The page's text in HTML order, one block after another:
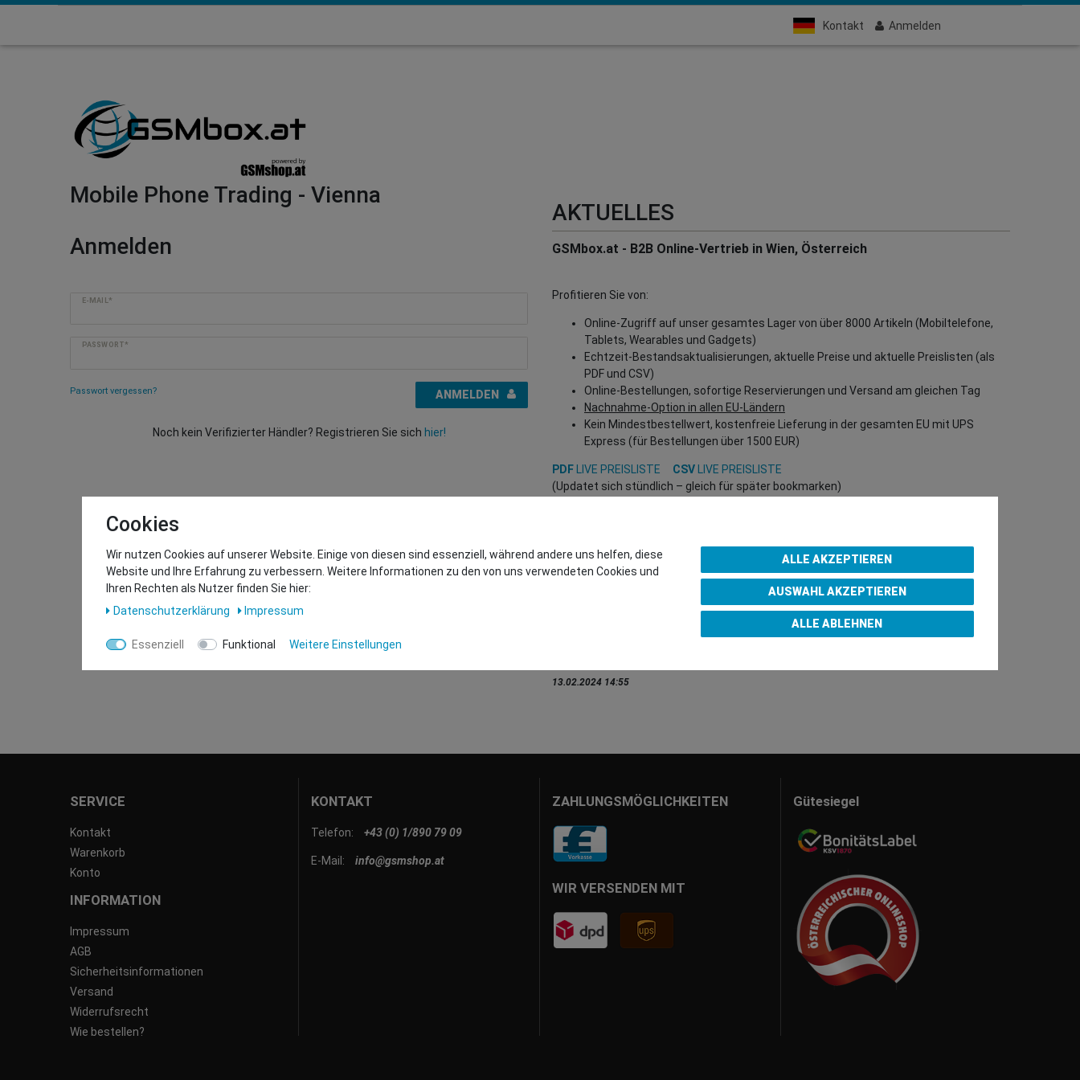
Kontakt Anmelden
Mobile Phone Trading - Vienna
Anmelden
E-MAIL*
PASSWORT*
Passwort vergessen? ANMELDEN
Noch kein Verifizierter Händler? Registrieren Sie sich hier!
AKTUELLES
GSMbox.at - B2B Online-Vertrieb in Wien, Österreich
Profitieren Sie von:
Online-Zugriff auf unser gesamtes Lager von über 8000 Artikeln (Mobiltelefone,
Tablets, Wearables und Gadgets)
Echtzeit-Bestandsaktualisierungen, aktuelle Preise und aktuelle Preislisten (als
PDF und CSV)
Online-Bestellungen, sofortige Reservierungen und Versand am gleichen Tag
Nachnahme-Option in allen EU-Ländern
Kein Mindestbestellwert, kostenfreie Lieferung in der gesamten EU mit UPS
Express (für Bestellungen über 1500 EUR)
PDF LIVE PREISLISTE CSV
LIVE PREISLISTE
(Updatet sich stündlich – gleich für später bookmarken)
(Nur für Wiederverkäufer und B2B Kunden – gültige EU UID Nummer erforderlich!)
Kontaktieren Sie unser GSMshop Purchase Team
13.02.2024 14:55
SERVICE
Kontakt
Warenkorb
Konto
INFORMATION
Impressum
AGB
Sicherheitsinformationen
Versand
Widerrufsrecht
Wie bestellen?
KONTAKT
Telefon: +43 (0) 1/890 79 09
E-Mail: info@gsmshop.at
ZAHLUNGSMÖGLICHKEITEN
WIR VERSENDEN MIT
Gütesiegel
Cookies
Wir nutzen Cookies auf unserer Website. Einige von diesen sind essenziell, während andere uns helfen, diese
Website und Ihre Erfahrung zu verbessern. Weitere Informationen zu den von uns verwendeten Cookies und
Ihren Rechten als Nutzer finden Sie hier:
Daten­schutz­erklärung
Impressum
Essenziell Funktional Weitere Einstellungen
ALLE AKZEPTIEREN
AUSWAHL AKZEPTIEREN
ALLE ABLEHNEN